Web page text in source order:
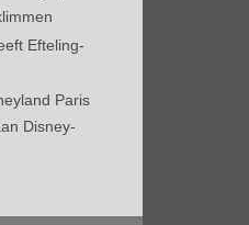
Efteling-
Paris
Disney-